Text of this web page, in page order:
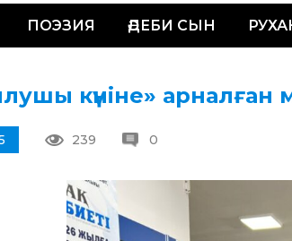
ПОЭЗИЯ ӘДЕБИ СЫН
күніне» арналған
239 0